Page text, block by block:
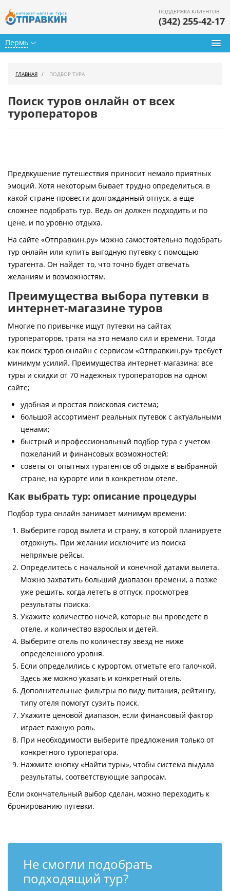
Пермь
ПОДДЕРЖКА КЛИЕНТОВ
(342) 255-42-17
Горящие туры
Страны
Как купить
Контакты
ГЛАВНАЯ ПОДБОР ТУРА
Поиск туров онлайн от всех
туроператоров
Предвкушение путешествия приносит немало приятных
эмоций. Хотя некоторым бывает трудно определиться, в
какой стране провести долгожданный отпуск, а еще
сложнее подобрать тур. Ведь он должен подходить и по
цене, и по уровню отдыха.
На сайте «Отправкин.ру» можно самостоятельно подобрать
тур онлайн или купить выгодную путевку с помощью
турагента. Он найдет то, что точно будет отвечать
желаниям и возможностям.
Преимущества выбора путевки в
интернет-магазине туров
Многие по привычке ищут путевки на сайтах
туроператоров, тратя на это немало сил и времени. Тогда
как поиск туров онлайн с сервисом «Отправкин.ру» требует
минимум усилий. Преимущества интернет-магазина: все
туры и скидки от 70 надежных туроператоров на одном
сайте;
удобная и простая поисковая система;
большой ассортимент реальных путевок с актуальными
ценами;
быстрый и профессиональный подбор тура с учетом
пожеланий и финансовых возможностей;
советы от опытных турагентов об отдыхе в выбранной
стране, на курорте или в конкретном отеле.
Как выбрать тур: описание процедуры
Подбор тура онлайн занимает минимум времени:
Выберите город вылета и страну, в которой планируете
отдохнуть. При желании исключите из поиска
непрямые рейсы.
Определитесь с начальной и конечной датами вылета.
Можно захватить больший диапазон времени, а позже
уже решить, когда лететь в отпуск, просмотрев
результаты поиска.
Укажите количество ночей, которые вы проведете в
отеле, и количество взрослых и детей.
Выберите отель по количеству звезд не ниже
определенного уровня.
Если определились с курортом, отметьте его галочкой.
Здесь же можно указать и конкретный отель.
Дополнительные фильтры по виду питания, рейтингу,
типу отеля помогут сузить поиск.
Укажите ценовой диапазон, если финансовый фактор
играет важную роль.
При необходимости выберите предложения только от
конкретного туроператора.
Нажмите кнопку «Найти туры», чтобы система выдала
результаты, соответствующие запросам.
Если окончательный выбор сделан, можно переходить к
бронированию путевки.
Не смогли подобрать
подходящий тур?